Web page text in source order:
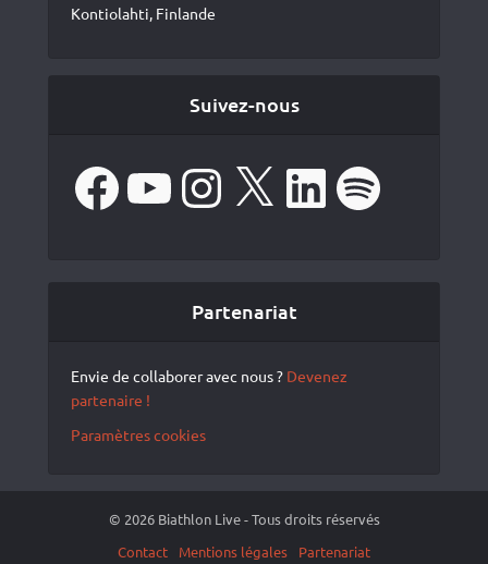
Kontiolahti, Finlande
Suivez-nous
FacebookYouTube Instagram LinkedIn Spotify
Partenariat
Envie de collaborer avec nous ? Devenez
partenaire !
Paramètres cookies
© 2026 Biathlon Live - Tous droits réservés
Contact
Mentions légales Partenariat